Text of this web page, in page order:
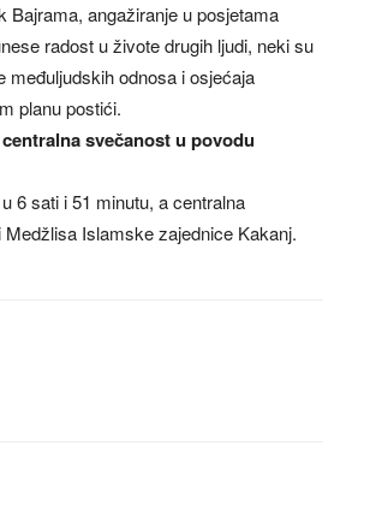
Bajrama, angažiranje u posjetama
radost u živote drugih ljudi, neki su
međuljudskih odnosa i osjećaja
planu postići.
svečanost u povodu
6 sati i 51 minutu, a centralna
Islamske zajednice Kakanj.